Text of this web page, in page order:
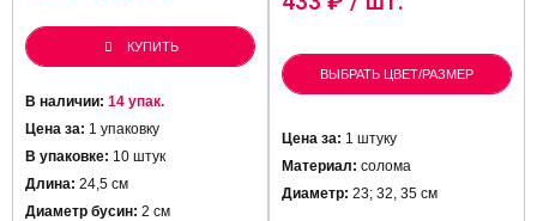
КУПИТЬ
В наличии: 14 упак.
Цена за: 1 упаковку
В упаковке: 10 штук
Длина: 24,5 см
Диаметр бусин: 2 см
ВЫБРАТЬ ЦВЕТ/РАЗМЕР
Цена за: 1 штуку
Материал: солома
Диаметр: 23; 32, 35 см